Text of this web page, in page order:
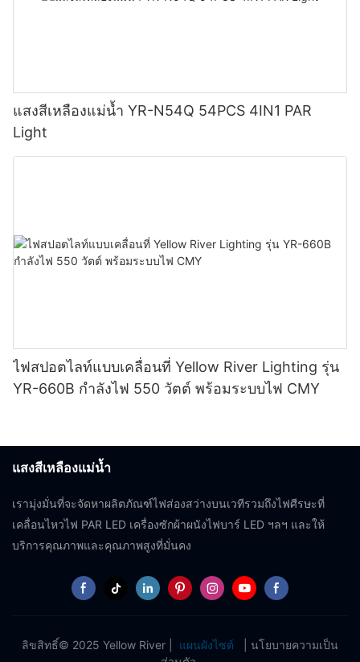
แสงสีเหลืองแม่น้ำ YR-N54Q 54PCS 4IN1 PAR
Light
ไฟสปอตไลท์แบบเคลื่อนที่ Yellow River Lighting รุ่น
YR-660B กำลังไฟ 550 วัตต์ พร้อมระบบไฟ CMY
แสงสีเหลืองแม่น้ำ
เรามุ่งมั่นที่จะจัดหาผลิตภัณฑ์ไฟส่องสว่างบนเวทีรวมถึงไฟศีรษะที่
เคลื่อนไหวไฟ PAR LED เครื่องซักผ้าผนังไฟบาร์ LED ฯลฯ และให้
บริการคุณภาพและคุณภาพสูงที่มั่นคง
ลิขสิทธิ์© 2025 Yellow River | แผนผังไซต์
นโยบายความเป็น